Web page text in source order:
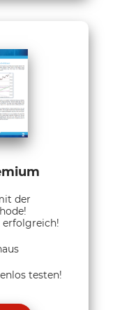
der
erfolgreich!
testen!